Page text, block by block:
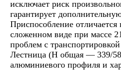
исключает риск
гарантирует
Приспособление отличается
сложенном виде при массе
проблем с
Лестница (H общая — 339/
алюминиевого профиля и